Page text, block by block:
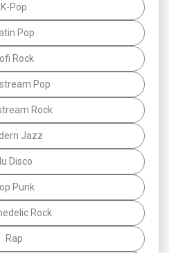
K-Pop
Pop
Rock
Pop
Rock
Jazz
Disco
Punk
Rock
Rap